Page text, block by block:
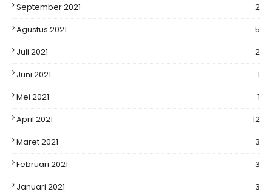
September 2021
2
Agustus 2021
5
Juli 2021
2
Juni 2021
1
Mei 2021
1
April 2021
12
Maret 2021
3
Februari 2021
3
Januari 2021
3